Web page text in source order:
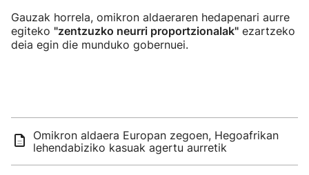
Gauzak horrela, omikron aldaeraren hedapenari aurre
egiteko "zentzuzko neurri proportzionalak" ezartzeko
deia egin die munduko gobernuei.
Omikron aldaera Europan zegoen, Hegoafrikan
lehendabiziko kasuak agertu aurretik